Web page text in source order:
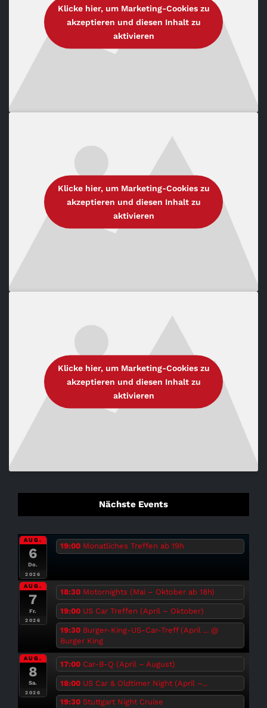
Klicke hier, um Marketing-Cookies zu
akzeptieren und diesen Inhalt zu
aktivieren
Klicke hier, um Marketing-Cookies zu
akzeptieren und diesen Inhalt zu
aktivieren
Klicke hier, um Marketing-Cookies zu
akzeptieren und diesen Inhalt zu
aktivieren
Nächste Events
AUG.
6
Do.
2026
19:00 Monatliches Treffen ab 19h
AUG.
7
Fr.
2026
18:30 Motornights (Mai – Oktober ab 18h)
19:00 US Car Treffen (April – Oktober)
19:30 Burger-King-US-Car-Treff (April ... @
Burger King
AUG.
8
Sa.
2026
17:00 Car-B-Q (April – August)
18:00 US Car & Oldtimer Night (April –...
19:30 Stuttgart Night Cruise